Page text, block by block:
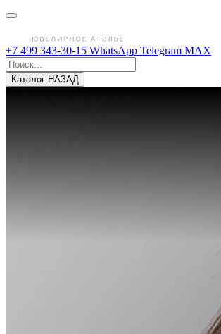
+7 499 343-30-15 WhatsApp Telegram MAX
Каталог НАЗАД